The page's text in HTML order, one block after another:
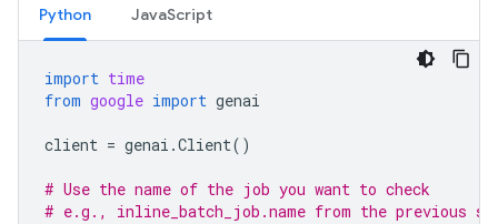
Python JavaScript
import time
from google import genai
client = genai .Client()
# Use the name of the job you want to check
# e.g., inline_batch_job.name from the previous